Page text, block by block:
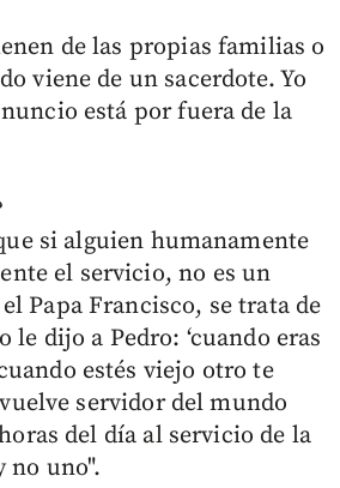
de las propias familias o
viene de un sacerdote. Yo
está por fuera de la
si alguien humanamente
el servicio, no es un
Papa Francisco, se trata de
dijo a Pedro: ‘cuando eras
estés viejo otro te
servidor del mundo
del día al servicio de la
no uno".